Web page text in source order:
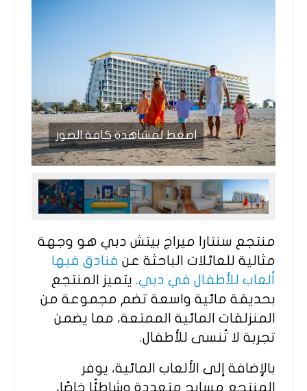
اضغط لمشاهدة كافة الصور
منتجع سنتارا ميراج بيتش دبي هو وجهة
مثالية للعائلات الباحثة عن فنادق فيها
ألعاب للأطفال في دبي. يتميز المنتجع
بحديقة مائية واسعة تضم مجموعة من
المنزلقات المائية الممتعة، مما يضمن
تجربة لا تُنسى للأطفال.
بالإضافة إلى الألعاب المائية، يوفر
المنتجع مسابح متعددة وشاطئًا خاصًا،